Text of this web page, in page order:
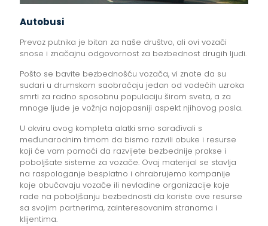
Autobusi
Prevoz putnika je bitan za naše društvo, ali ovi vozači
snose i značajnu odgovornost za bezbednost drugih ljudi.
Pošto se bavite bezbednošću vozača, vi znate da su
sudari u drumskom saobraćaju jedan od vodećih uzroka
smrti za radno sposobnu populaciju širom sveta, a za
mnoge ljude je vožnja najopasniji aspekt njihovog posla.
U okviru ovog kompleta alatki smo sarađivali s
međunarodnim timom da bismo razvili obuke i resurse
koji će vam pomoći da razvijete bezbednije prakse i
poboljšate sisteme za vozače. Ovaj materijal se stavlja
na raspolaganje besplatno i ohrabrujemo kompanije
koje obučavaju vozače ili nevladine organizacije koje
rade na poboljšanju bezbednosti da koriste ove resurse
sa svojim partnerima, zainteresovanim stranama i
klijentima.